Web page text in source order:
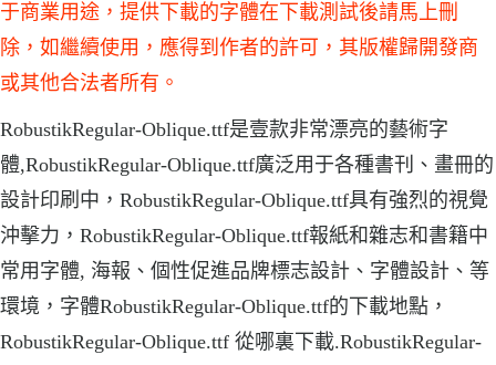
于商業用途，提供下載的字體在下載測試後請馬上刪
除，如繼續使用，應得到作者的許可，其版權歸開發商
或其他合法者所有。
RobustikRegular-Oblique.ttf是壹款非常漂亮的藝術字
體,RobustikRegular-Oblique.ttf廣泛用于各種書刊、畫冊的
設計印刷中，RobustikRegular-Oblique.ttf具有強烈的視覺
沖擊力，RobustikRegular-Oblique.ttf報紙和雜志和書籍中
常用字體, 海報、個性促進品牌標志設計、字體設計、等
環境，字體RobustikRegular-Oblique.ttf的下載地點，
RobustikRegular-Oblique.ttf 從哪裏下載.RobustikRegular-